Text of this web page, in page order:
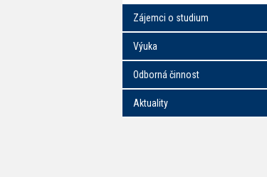
Zájemci o studium
Výuka
Odborná činnost
Aktuality